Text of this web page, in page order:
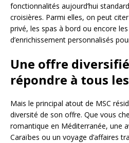
fonctionnalités aujourd’hui
croisières. Parmi elles, on peut
privé, les spas à bord ou encore
d’enrichissement personnalisés
Une offre
répondre à tous
Mais le principal atout de MSC
diversité de son offre. Que vous
romantique en Méditerranée, une
Caraïbes ou un voyage d’affaires